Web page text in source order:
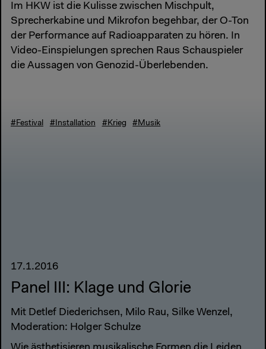
Im HKW ist die Kulisse zwischen Mischpult,
Sprecherkabine und Mikrofon begehbar, der O-Ton
der Performance auf Radioapparaten zu hören. In
Video-Einspielungen sprechen Raus Schauspieler
die Aussagen von Genozid-Überlebenden.
#Festival #Installation #Krieg #Musik
17.1.2016
Panel III: Klage und Glorie
Mit Detlef Diederichsen, Milo Rau, Silke Wenzel,
Moderation: Holger Schulze